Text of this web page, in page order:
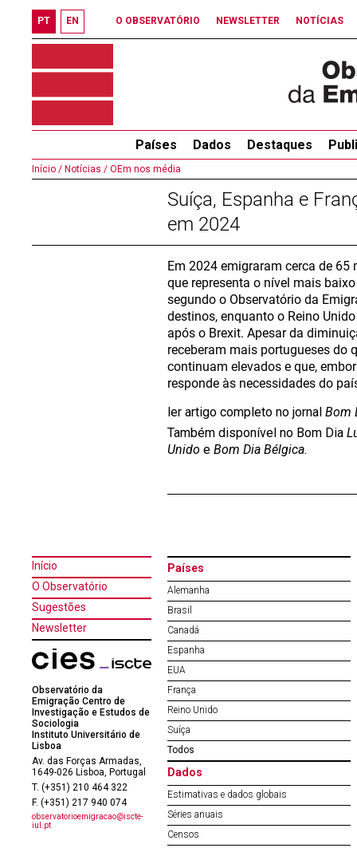
PT EN O OBSERVATÓRIO NEWSLETTER NOTÍCIAS
Países Dados Destaques
Início / Notícias / OEm nos média
Suíça, Espanha e
em 2024
Em 2024 emigraram cerca de
que representa o nível mais
segundo o Observatório da
destinos, enquanto o Reino
após o Brexit. Apesar da
receberam mais portugueses do
continuam elevados e que,
responde às necessidades do
ler artigo completo no jornal Bom
Também disponível no Bom Dia
Unido e Bom Dia Bélgica.
Início
O Observatório
Sugestões
Newsletter
Observatório da
Emigração Centro de
Investigação e Estudos de
Sociologia
Instituto Universitário de
Lisboa
Av. das Forças Armadas,
1649-026 Lisboa, Portugal
T. (+351) 210 464 322
F. (+351) 217 940 074
observatorioemigracao@iscte-
iul.pt
Países
Alemanha
Brasil
Canadá
Espanha
EUA
França
Reino Unido
Suíça
Todos
Dados
Estimativas e dados globais
Séries anuais
Censos